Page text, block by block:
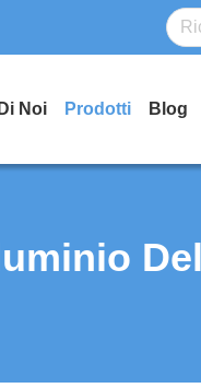
Noi Prodotti Blog